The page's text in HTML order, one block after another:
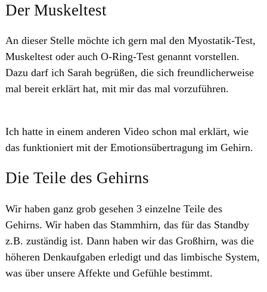
Der Muskeltest
​An dieser Stelle möchte ich gern mal den Myostatik-Test,
Muskeltest oder auch O-Ring-Test genannt vorstellen.
Dazu darf ich Sarah begrüßen, die sich freundlicherweise
mal bereit erklärt hat, mit mir das mal vorzuführen.
Ich hatte in einem anderen Video schon mal erklärt, wie
das funktioniert mit der Emotionsübertragung im Gehirn.
Die Teile des Gehirns
Wir haben ganz grob gesehen 3 einzelne Teile des
Gehirns. Wir haben das Stammhirn, das für das Standby
z.B. zuständig ist. Dann haben wir das Großhirn, was die
höheren Denkaufgaben erledigt und das limbische System,
was über unsere Affekte und Gefühle bestimmt.